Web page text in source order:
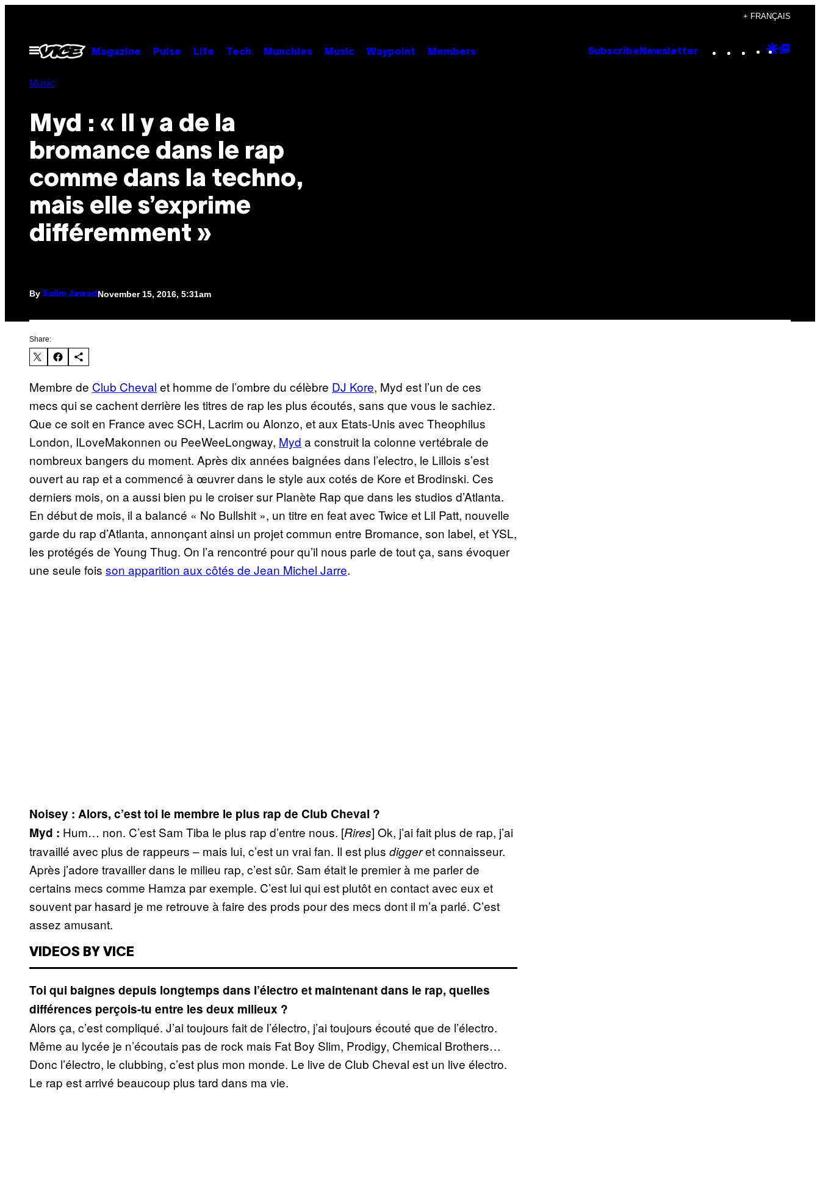
content
+ FRANÇAIS
Open
Menu
Magazine Pulse Life Tech Munchies Music Waypoint Members Subscribe Newsletter Instagram
TikTok
YouTube
Google
Music
Myd : « Il y a de la
bromance dans le rap
comme dans la techno,
mais elle s’exprime
différemment »
By Salim Jawad November 15, 2016, 5:31am
Share:
Membre de Club Cheval et homme de l’ombre du célèbre DJ Kore, Myd est l’un de ces
mecs qui se cachent derrière les titres de rap les plus écoutés, sans que vous le sachiez.
Que ce soit en France avec SCH, Lacrim ou Alonzo, et aux Etats-Unis avec Theophilus
London, ILoveMakonnen ou PeeWeeLongway, Myd a construit la colonne vertébrale de
nombreux bangers du moment. Après dix années baignées dans l’electro, le Lillois s’est
ouvert au rap et a commencé à œuvrer dans le style aux cotés de Kore et Brodinski. Ces
derniers mois, on a aussi bien pu le croiser sur Planète Rap que dans les studios d’Atlanta.
En début de mois, il a balancé « No Bullshit », un titre en feat avec Twice et Lil Patt, nouvelle
garde du rap d’Atlanta, annonçant ainsi un projet commun entre Bromance, son label, et YSL,
les protégés de Young Thug. On l’a rencontré pour qu’il nous parle de tout ça, sans évoquer
une seule fois son apparition aux côtés de Jean Michel Jarre.
Noisey : Alors, c’est toi le membre le plus rap de Club Cheval ?
Myd : Hum… non. C’est Sam Tiba le plus rap d’entre nous. [Rires] Ok, j’ai fait plus de rap, j’ai
travaillé avec plus de rappeurs – mais lui, c’est un vrai fan. Il est plus diggeret connaisseur.
Après j’adore travailler dans le milieu rap, c’est sûr. Sam était le premier à me parler de
certains mecs comme Hamza par exemple. C’est lui qui est plutôt en contact avec eux et
souvent par hasard je me retrouve à faire des prods pour des mecs dont il m’a parlé. C’est
assez amusant.
VIDEOS BY VICE
Toi qui baignes depuis longtemps dans l’électro et maintenant dans le rap, quelles
différences perçois-tu entre les deux milieux ?
Alors ça, c’est compliqué. J’ai toujours fait de l’électro, j’ai toujours écouté que de l’électro.
Même au lycée je n’écoutais pas de rock mais Fat Boy Slim, Prodigy, Chemical Brothers…
Donc l’électro, le clubbing, c’est plus mon monde. Le live de Club Cheval est un live électro.
Le rap est arrivé beaucoup plus tard dans ma vie.